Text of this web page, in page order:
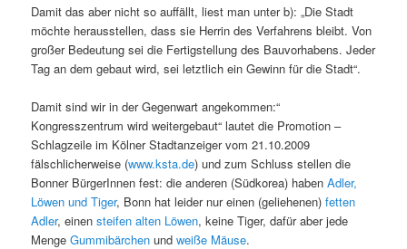
Damit das aber nicht so auffällt, liest man unter b): „Die Stadt
möchte herausstellen, dass sie Herrin des Verfahrens bleibt. Von
großer Bedeutung sei die Fertigstellung des Bauvorhabens. Jeder
Tag an dem gebaut wird, sei letztlich ein Gewinn für die Stadt“.
Damit sind wir in der Gegenwart angekommen:“
Kongresszentrum wird weitergebaut“ lautet die Promotion –
Schlagzeile im Kölner Stadtanzeiger vom 21.10.2009
fälschlicherweise (www.ksta.de) und zum Schluss stellen die
Bonner BürgerInnen fest: die anderen (Südkorea) habenAdler,
Löwen und Tiger, Bonn hat leider nur einen (geliehenen)fetten
Adler, einensteifen alten Löwen, keine Tiger, dafür aber jede
MengeGummibärchen und weiße Mäuse.